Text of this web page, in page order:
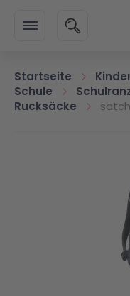
SUCHE
Startseite
Schule
Rucksäcke